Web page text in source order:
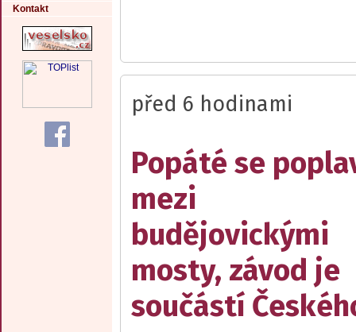
Kontakt
před 6 hodinami
Popáté se
mezi
budějovickými
mosty, závod je
součástí